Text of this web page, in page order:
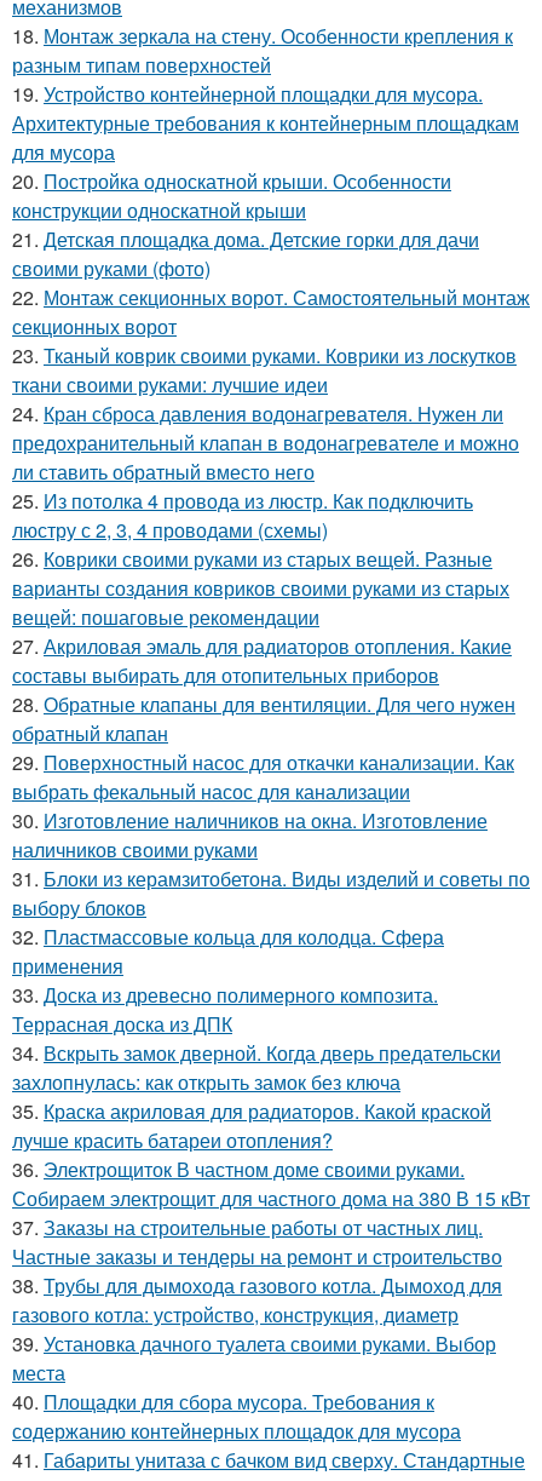
механизмов
18. Монтаж зеркала на стену. Особенности крепления к
разным типам поверхностей
19. Устройство контейнерной площадки для мусора.
Архитектурные требования к контейнерным площадкам
для мусора
20. Постройка односкатной крыши. Особенности
конструкции односкатной крыши
21. Детская площадка дома. Детские горки для дачи
своими руками (фото)
22. Монтаж секционных ворот. Самостоятельный монтаж
секционных ворот
23. Тканый коврик своими руками. Коврики из лоскутков
ткани своими руками: лучшие идеи
24. Кран сброса давления водонагревателя. Нужен ли
предохранительный клапан в водонагревателе и можно
ли ставить обратный вместо него
25. Из потолка 4 провода из люстр. Как подключить
люстру с 2, 3, 4 проводами (схемы)
26. Коврики своими руками из старых вещей. Разные
варианты создания ковриков своими руками из старых
вещей: пошаговые рекомендации
27. Акриловая эмаль для радиаторов отопления. Какие
составы выбирать для отопительных приборов
28. Обратные клапаны для вентиляции. Для чего нужен
обратный клапан
29. Поверхностный насос для откачки канализации. Как
выбрать фекальный насос для канализации
30. Изготовление наличников на окна. Изготовление
наличников своими руками
31. Блоки из керамзитобетона. Виды изделий и советы по
выбору блоков
32. Пластмассовые кольца для колодца. Сфера
применения
33. Доска из древесно полимерного композита.
Террасная доска из ДПК
34. Вскрыть замок дверной. Когда дверь предательски
захлопнулась: как открыть замок без ключа
35. Краска акриловая для радиаторов. Какой краской
лучше красить батареи отопления?
36. Электрощиток В частном доме своими руками.
Собираем электрощит для частного дома на 380 В 15 кВт
37. Заказы на строительные работы от частных лиц.
Частные заказы и тендеры на ремонт и строительство
38. Трубы для дымохода газового котла. Дымоход для
газового котла: устройство, конструкция, диаметр
39. Установка дачного туалета своими руками. Выбор
места
40. Площадки для сбора мусора. Требования к
содержанию контейнерных площадок для мусора
41. Габариты унитаза с бачком вид сверху. Стандартные